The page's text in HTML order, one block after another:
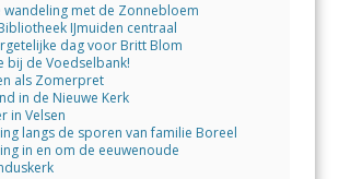
wandeling met de Zonnebloem
IJmuiden centraal
dag voor Britt Blom
bij de Voedselbank!
als Zomerpret
in de Nieuwe Kerk
in Velsen
langs de sporen van familie Boreel
in en om de eeuwenoude